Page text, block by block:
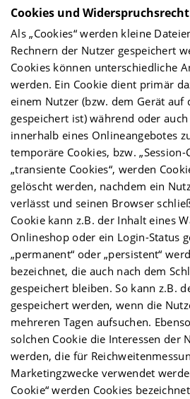
Cookies und
Als „Cookies“ werden kleine
Rechnern der Nutzer gespeichert
Cookies können unterschiedliche
werden. Ein Cookie dient primär
einem Nutzer (bzw. dem Gerät auf
gespeichert ist) während oder
innerhalb eines Onlineangebotes
temporäre Cookies, bzw. „Session-
„transiente Cookies“, werden
gelöscht werden, nachdem ein
verlässt und seinen Browser
Cookie kann z.B. der Inhalt eines
Onlineshop oder ein Login-Status
„permanent“ oder „persistent“
bezeichnet, die auch nach dem
gespeichert bleiben. So kann z.B.
gespeichert werden, wenn die
mehreren Tagen aufsuchen.
solchen Cookie die Interessen der
werden, die für
Marketingzwecke verwendet
Cookie“ werden Cookies